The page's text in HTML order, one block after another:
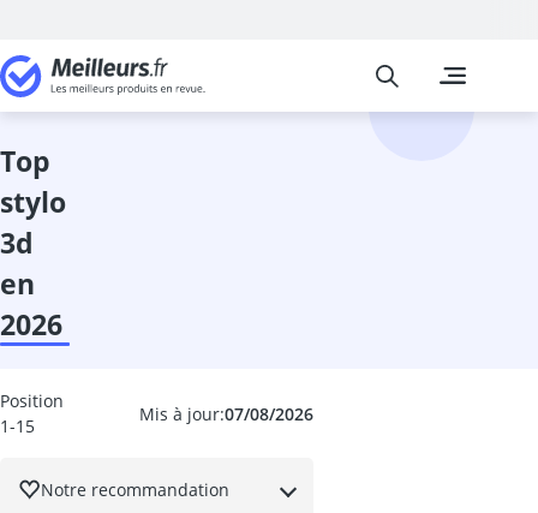
Cuisine et
Abattant wc
Meilleurs
top
stylo
3d
en
2026
Mis à jour:07/08/2026
Position
1-15
Notre recommandation